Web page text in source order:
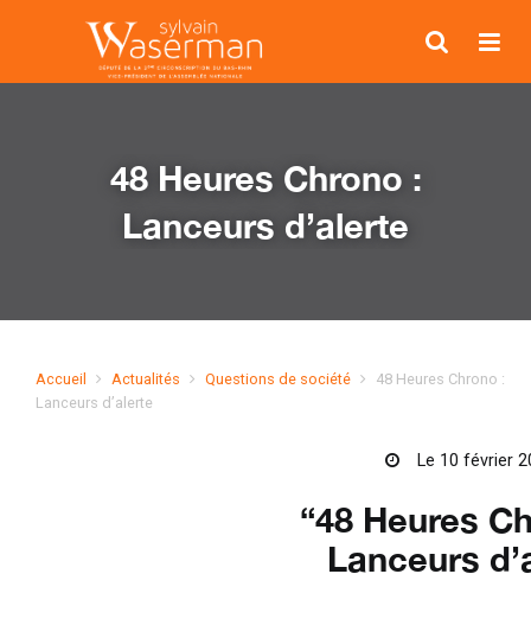
Accueil Actualités Questions de société
48 Heures Chrono :
Lanceurs d’alerte
48 Heures Chrono :
Lanceurs d’alerte
Le 10 février
“48 Heures
Lanceurs